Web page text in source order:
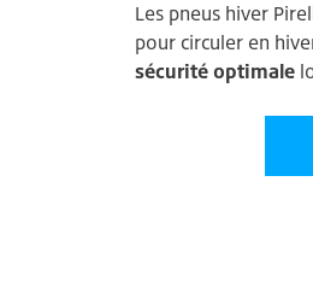
Les pneus hiver
pour circuler en
sécurité optimale